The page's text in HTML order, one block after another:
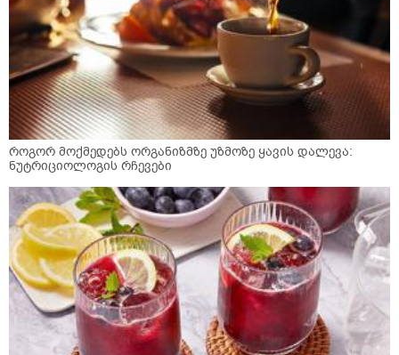
როგორ მოქმედებს ორგანიზმზე უზმოზე ყავის დალევა:
ნუტრიციოლოგის რჩევები